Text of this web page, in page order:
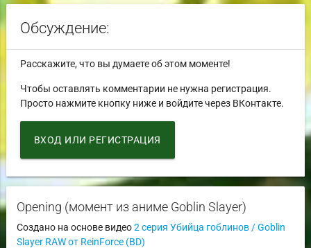
Обсуждение:
Расскажите, что вы думаете об этом моменте!
Чтобы оставлять комментарии не нужна регистрация.
Просто нажмите кнопку ниже и войдите через ВКонтакте.
ВХОД ИЛИ РЕГИСТРАЦИЯ
Opening (момент из аниме Goblin Slayer)
Создано на основе видео2 серия Убийца гоблинов / Goblin
Slayer RAW от ReinForce (BD)